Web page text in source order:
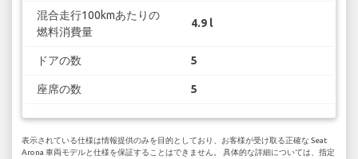
混合走行100kmあたりの
燃料消費量
4.9 l
ドアの数 5
座席の数 5
表示されている仕様は情報提供のみを目的としており、お客様が受け取る正確な Seat
Arona 車両モデルと仕様を保証することはできません。 具体的な詳細については、指定